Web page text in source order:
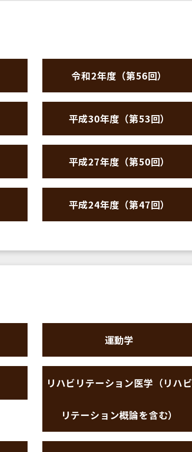
令和2年度（第56回）
平成30年度（第53回）
平成27年度（第50回）
平成24年度（第47回）
運動学
リハビリテーション医学（リハビ
リテーション概論を含む）